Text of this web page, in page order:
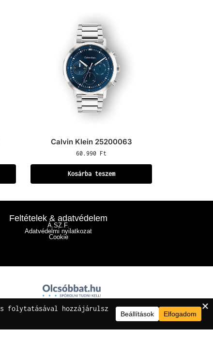
Calvin Klein 25200063
60.990 Ft
Kosárba teszem
Feltételek & adatvédelem
Á.SZ.F.
Adatvédelmi nyilatkozat
Cookie